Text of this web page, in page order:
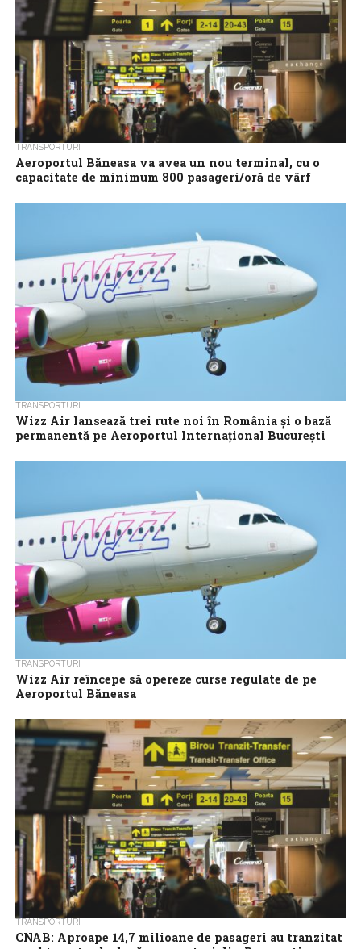
TRANSPORTURI
Aeroportul Băneasa va avea un nou terminal, cu o
capacitate de minimum 800 pasageri/oră de vârf
TRANSPORTURI
Wizz Air lansează trei rute noi în România și o bază
permanentă pe Aeroportul Internațional București
TRANSPORTURI
Wizz Air reîncepe să opereze curse regulate de pe
Aeroportul Băneasa
pasageri de pe Aeroportul Internațional București Băneasa
Aurel Vlaicu, a anunțat, marți, Compania...
TRANSPORTURI
CNAB: Aproape 14,7 milioane de pasageri au tranzitat